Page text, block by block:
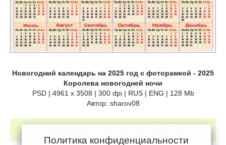
Новогодний календарь на 2025 год с фоторамкой - 2025
Королева новогодней ночи
PSD | 4961 х 3508 | 300 dpi | RUS | ENG | 128 Mb
Автор: sharov08
Политика конфиденциальности